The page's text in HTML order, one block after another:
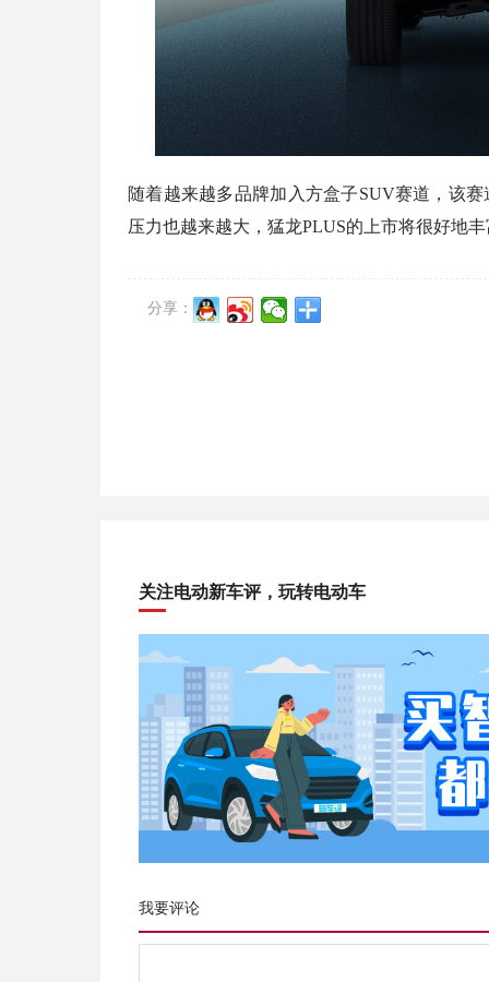
随着越来越多品牌加入方盒子SUV赛道，该
压力也越来越大，猛龙PLUS的上市将很好地
分享：
关注电动新车评，玩转电动车
我要评论